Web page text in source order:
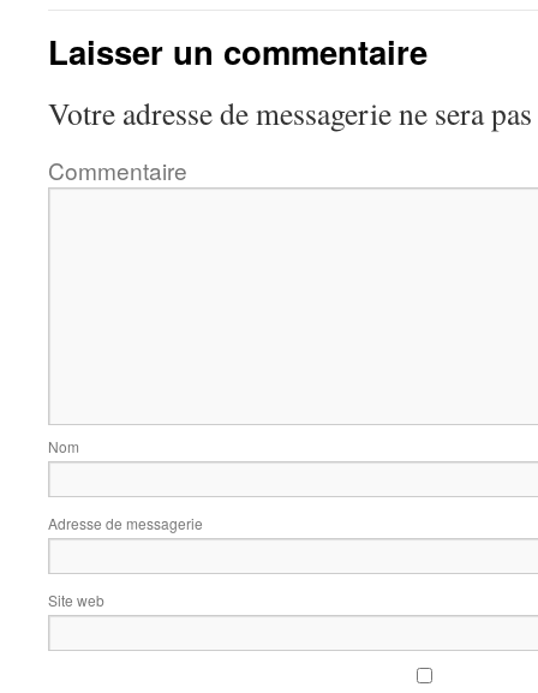
Laisser un commentaire
Votre adresse de messagerie ne sera
Commentaire
Nom
Adresse de messagerie
Site web